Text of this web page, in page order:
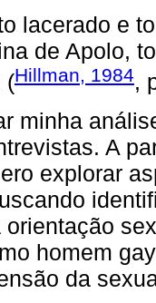
lacerado e
de Apolo,
(Hillman, 1984,
minha
A
explorar
homem
da